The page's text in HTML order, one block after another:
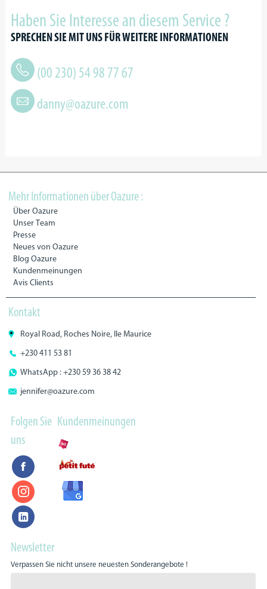
Haben Sie Interesse an diesem Service ?
SPRECHEN SIE MIT UNS FÜR WEITERE INFORMATIONEN
(00 230) 54 98 77 67
danny@oazure.com
Mehr Informationen über Oazure :
Über Oazure
Unser Team
Presse
Neues von Oazure
Blog Oazure
Kundenmeinungen
Avis Clients
Kontakt
Royal Road, Roches Noire, Ile Maurice
+230 411 53 81
WhatsApp : +230 59 36 38 42
jennifer@oazure.com
Folgen Sie
uns
Kundenmeinungen
Newsletter
Verpassen Sie nicht unsere neuesten Sonderangebote !